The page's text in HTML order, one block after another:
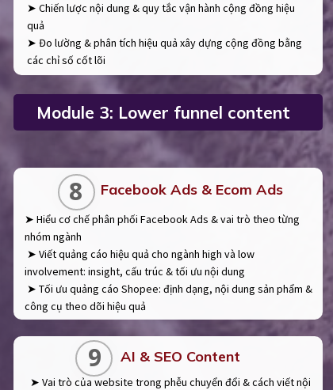
➤ Chiến lược nội dung & quy tắc vận hành cộng đồng hiệu
quả
➤ Đo lường & phân tích hiệu quả xây dựng cộng đồng bằng
các chỉ số cốt lõi
AI & SEO Content
➤ Vai trò của website trong phễu chuyển đổi & cách viết nội
9
Facebook Ads & Ecom Ads
➤ Hiểu cơ chế phân phối Facebook Ads & vai trò theo từng
nhóm ngành
➤ Viết quảng cáo hiệu quả cho ngành high và low
involvement: insight, cấu trúc & tối ưu nội dung
➤ Tối ưu quảng cáo Shopee: định dạng, nội dung sản phẩm &
công cụ theo dõi hiệu quả
8
Module 3: Lower funnel content